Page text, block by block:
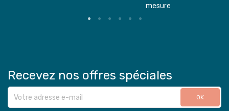
mesure
Recevez nos offres spéciales